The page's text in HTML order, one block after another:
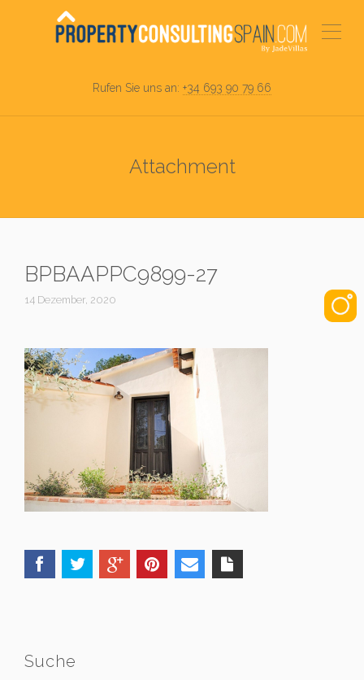
Rufen Sie uns an: +34 693 90 79 66
Attachment
BPBAAPPC9899-27
14 Dezember, 2020
Suche